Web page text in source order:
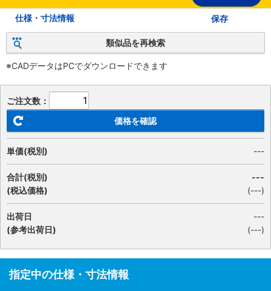
仕様・寸法情報 保存
類似品を再検索
※CADデータはPCでダウンロードできます
ご注文数：
価格を確認
単価(税別) ---
合計(税別)
(税込価格)
---
(---)
出荷日
(参考出荷日)
---
(---)
指定中の仕様・寸法情報